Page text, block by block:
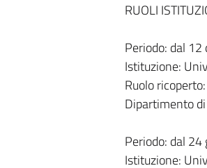
RUOLI
Periodo: dal
Istituzione:
Ruolo
Dipartimento
Periodo: dal
Istituzione: